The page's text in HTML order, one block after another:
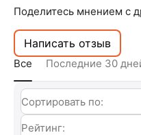
Поделитесь мнением с
Написать отзыв
Все Последние 30
Сортировать по:
Рейтинг: